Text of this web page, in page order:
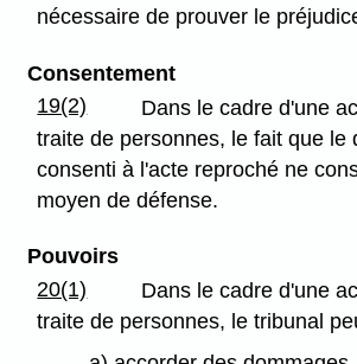
nécessaire de prouver le
Consentement
19(2)
Dans le cadre d'une
traite de personnes, le fait que le
consenti à l'acte reproché ne
moyen de défense.
Pouvoirs
20(1)
Dans le cadre d'une
traite de personnes, le tribunal